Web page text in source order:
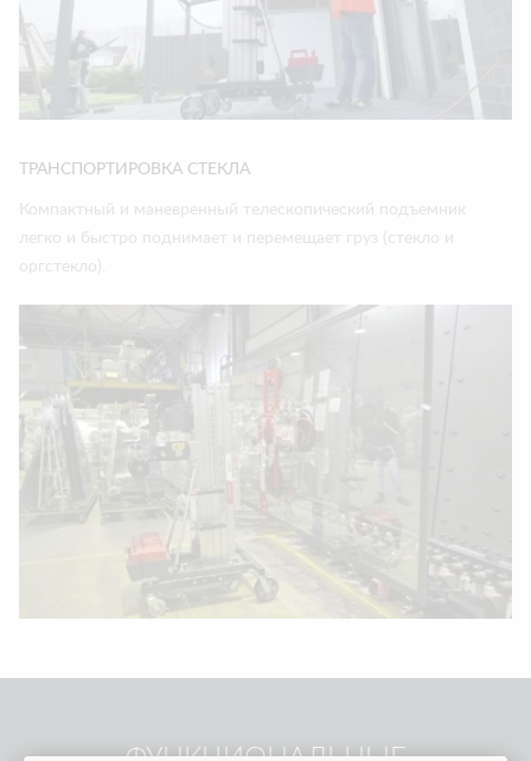
ТРАНСПОРТИРОВКА СТЕКЛА
Компактный и маневренный телескопический подъемник
легко и быстро поднимает и перемещает груз (стекло и
оргстекло).